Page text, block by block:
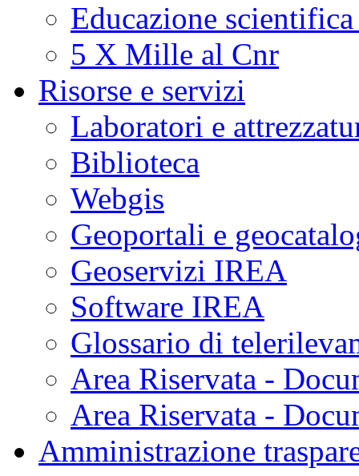
Educazione
5 X Mille al Cnr
Risorse e servizi
Laboratori e
Biblioteca
Webgis
Geoportali e
Geoservizi IREA
Software IREA
Glossario di
Area Riservata -
Area Riservata -
Amministrazione